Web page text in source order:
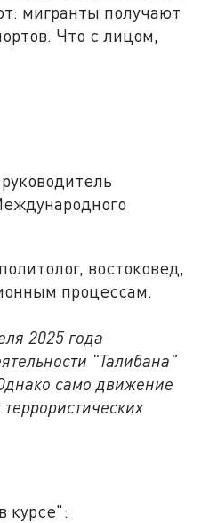
мигранты получают
Что с лицом,
востоковед,
процессам.
2025 года
"Талибана"
само движение
курсе":